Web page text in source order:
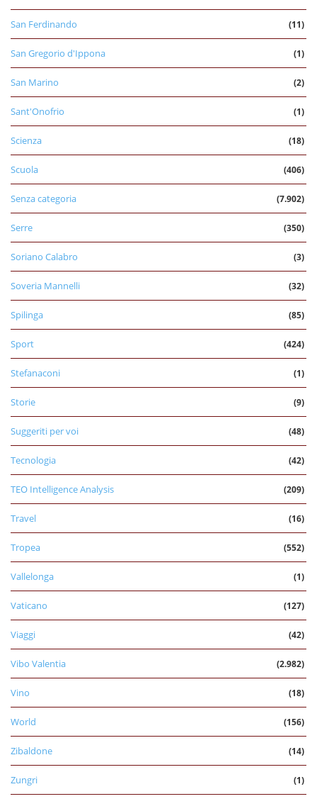
San Ferdinando (11)
San Gregorio d'Ippona (1)
San Marino (2)
Sant'Onofrio (1)
Scienza (18)
Scuola (406)
Senza categoria (7.902)
Serre (350)
Soriano Calabro (3)
Soveria Mannelli (32)
Spilinga (85)
Sport (424)
Stefanaconi (1)
Storie (9)
Suggeriti per voi (48)
Tecnologia (42)
TEO Intelligence Analysis (209)
Travel (16)
Tropea (552)
Vallelonga (1)
Vaticano (127)
Viaggi (42)
Vibo Valentia (2.982)
Vino (18)
World (156)
Zibaldone (14)
Zungri (1)